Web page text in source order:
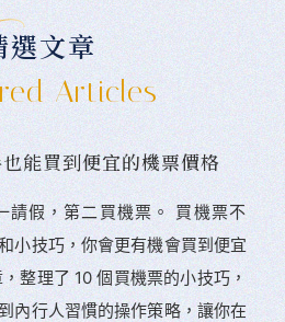
選文章
Articles
能買到便宜的機票價格
請假，第二買機票。 󠀠買機票不
小技巧，你會更有機會買到便宜
整理了 10 個買機票的小技巧，
內行人習慣的操作策略，讓你在